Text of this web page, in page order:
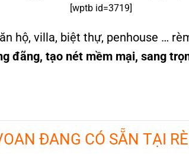
[wptb id=3719]
hộ, villa, biệt thự, penhouse …
đãng, tạo nét mềm mại, sang
ĐANG CÓ SẴN TẠI